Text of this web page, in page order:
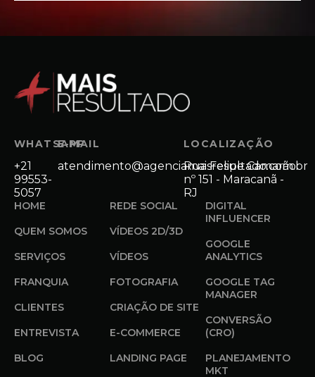
WHATSAPP
+21
99553-
5057
E-MAIL
atendimento@agenciamaisresultado.com.br
LOCALIZAÇÃO
Rua Felipe Camarão
nº 151 - Maracanã -
RJ
HOME
QUEM SOMOS
SERVIÇOS
FRANQUIA
CLIENTES
ENTREVISTA
BLOG
REDE SOCIAL
VÍDEOS 2D/3D
VÍDEOS
FOTOGRAFIA
CRIAÇÃO DE SITE
E-COMMERCE
LANDING PAGE
DIGITAL
INFLUENCER
GOOGLE
ANALYTICS
GOOGLE TAG
MANAGER
CONVERSÃO
(CRO)
PLANEJAMENTO
MKT